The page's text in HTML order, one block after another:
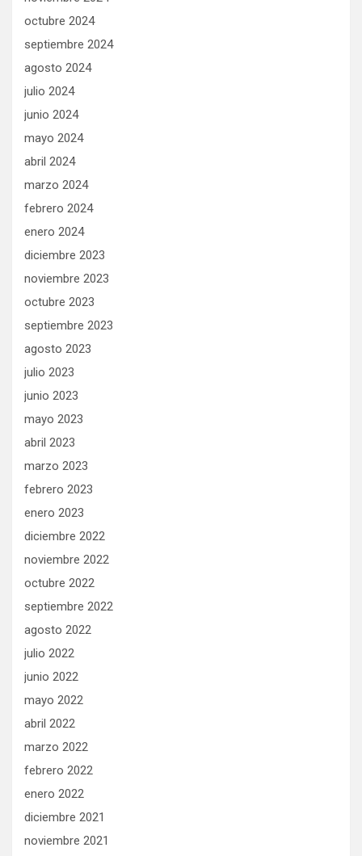
octubre 2024
septiembre 2024
agosto 2024
julio 2024
junio 2024
mayo 2024
abril 2024
marzo 2024
febrero 2024
enero 2024
diciembre 2023
noviembre 2023
octubre 2023
septiembre 2023
agosto 2023
julio 2023
junio 2023
mayo 2023
abril 2023
marzo 2023
febrero 2023
enero 2023
diciembre 2022
noviembre 2022
octubre 2022
septiembre 2022
agosto 2022
julio 2022
junio 2022
mayo 2022
abril 2022
marzo 2022
febrero 2022
enero 2022
diciembre 2021
noviembre 2021